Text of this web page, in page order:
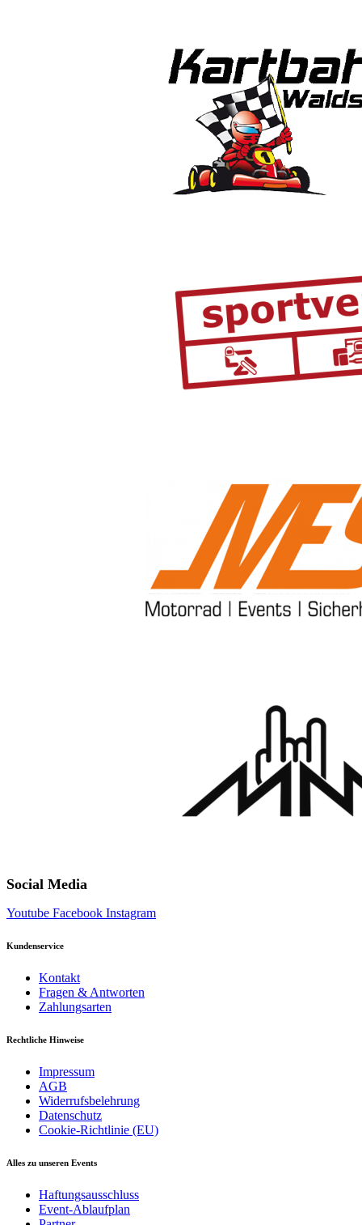
Social Media
Youtube Facebook Instagram
Kundenservice
Kontakt
Fragen & Antworten
Zahlungsarten
Rechtliche Hinweise
Impressum
AGB
Widerrufsbelehrung
Datenschutz
Cookie-Richtlinie (EU)
Alles zu unseren Events
Haftungsausschluss
Event-Ablaufplan